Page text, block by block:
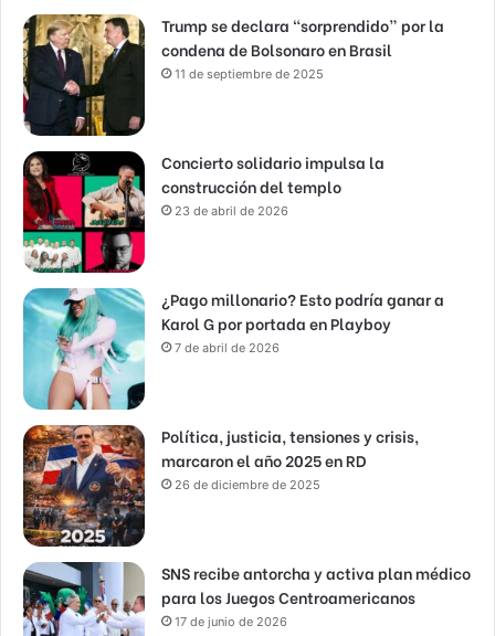
Trump se declara “sorprendido” por la
condena de Bolsonaro en Brasil
11 de septiembre de 2025
Concierto solidario impulsa la
construcción del templo
23 de abril de 2026
¿Pago millonario? Esto podría ganar a
Karol G por portada en Playboy
7 de abril de 2026
Política, justicia, tensiones y crisis,
marcaron el año 2025 en RD
26 de diciembre de 2025
SNS recibe antorcha y activa plan médico
para los Juegos Centroamericanos
17 de junio de 2026